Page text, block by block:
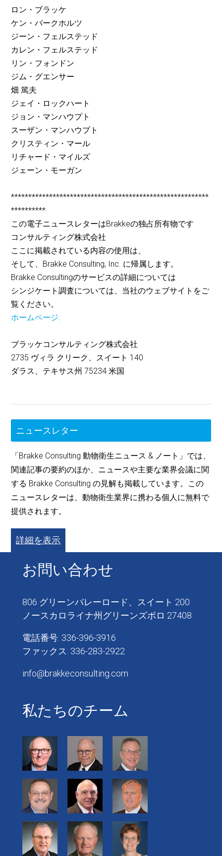
ロン・ブラッケ
ケン・バークホルツ
ジーン・フェルステッド
カレン・フェルステッド
リン・フォンドン
ジム・グエンサー
畑 篤夫
ジェイ・ロックハート
ジョン・マンハウプト
スーザン・マンハウプト
クリスティン・マール
リチャード・マイルズ
ジェーン・モーガン
*********************************************************
**********
この電子ニュースレターはBrakkeの独占所有物です
コンサルティング株式会社
ここに掲載されている内容の使用は、
そして、Brakke Consulting, Inc. に帰属します。
Brakke Consultingのサービスの詳細については
シンジケート調査については、当社のウェブサイトをご
覧ください。
ホームページ.
ブラッケコンサルティング株式会社
2735 ヴィラ クリーク、スイート 140
ダラス、テキサス州 75234 米国
ニュースレター
「Brakke Consulting 動物衛生ニュース & ノート」では、
関連記事の要約のほか、ニュースや主要な業界会議に関
する Brakke Consulting の見解も掲載しています。この
ニュースレターは、動物衛生業界に携わる個人に無料で
提供されます。
詳細を表示
お問い合わせ
806 グリーンバレーロード、スイート 200
ノースカロライナ州グリーンズボロ 27408
電話番号: 336-396-3916
ファックス: 336-283-2922
info@brakkeconsulting.com
私たちのチーム